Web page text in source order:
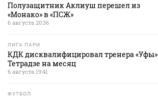
Полузащитник Аклиуш перешел из
«Монако» в «ПСЖ»
6 августа 20:36
ЛИГА ПАРИ
КДК дисквалифицировал тренера «Уфы»
Тетрадзе на месяц
6 августа 19:41
ФУТБОЛ